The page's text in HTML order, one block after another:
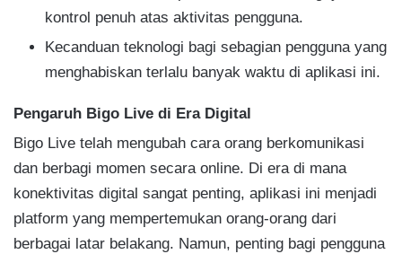
kontrol penuh atas aktivitas pengguna.
Kecanduan teknologi bagi sebagian pengguna yang
menghabiskan terlalu banyak waktu di aplikasi ini.
Pengaruh Bigo Live di Era Digital
Bigo Live telah mengubah cara orang berkomunikasi
dan berbagi momen secara online. Di era di mana
konektivitas digital sangat penting, aplikasi ini menjadi
platform yang mempertemukan orang-orang dari
berbagai latar belakang. Namun, penting bagi pengguna